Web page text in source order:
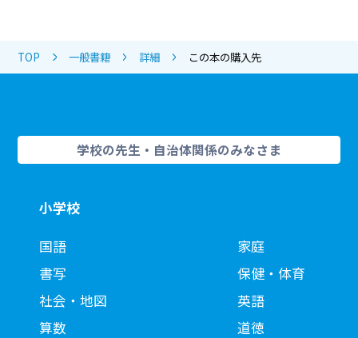
TOP 一般書籍 詳細 この本の購入先
学校の先生・自治体関係のみなさま
小学校
国語
書写
社会・地図
算数
家庭
保健・体育
英語
道徳